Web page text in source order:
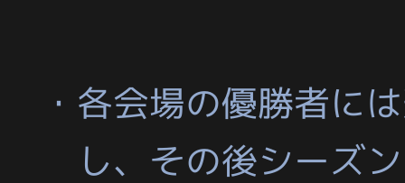
・各会場の優勝者に
し、その後シーズ